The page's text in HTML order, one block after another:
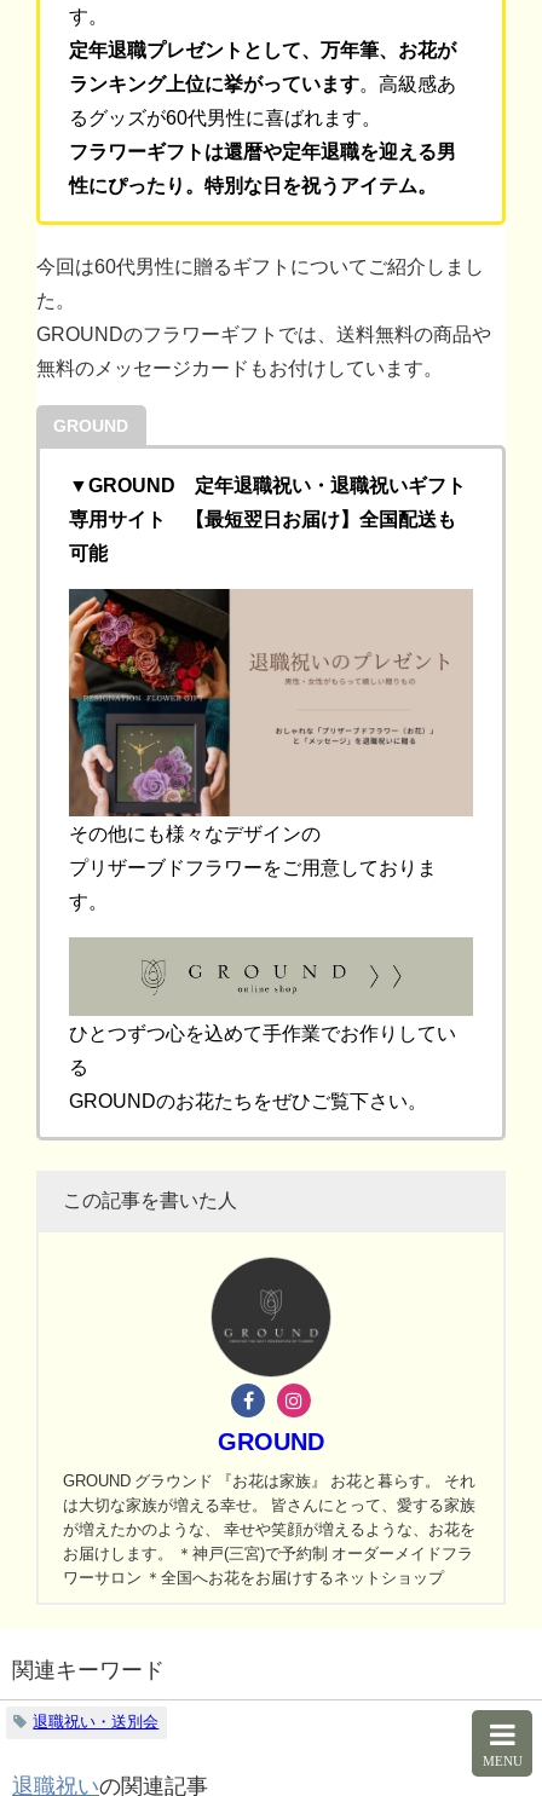
す。
定年退職プレゼントとして、万年筆、お花が
ランキング上位に挙がっています。高級感あ
るグッズが60代男性に喜ばれます。
フラワーギフトは還暦や定年退職を迎える男
性にぴったり。特別な日を祝うアイテム。
今回は60代男性に贈るギフトについてご紹介しまし
た。
GROUNDのフラワーギフトでは、送料無料の商品や
無料のメッセージカードもお付けしています。
GROUND
▼GROUND 定年退職祝い・退職祝いギフト
専用サイト
【最短翌日お届け】全国配送も
可能
その他にも様々なデザインの
プリザーブドフラワーをご用意しておりま
す。
ひとつずつ心を込めて手作業でお作りしてい
る
GROUNDのお花たちをぜひご覧下さい。
この記事を書いた人
GROUND
GROUND グラウンド 『お花は家族』 お花と暮らす。 それ
は大切な家族が増える幸せ。 皆さんにとって、愛する家族
が増えたかのような、 幸せや笑顔が増えるような、お花を
お届けします。 ＊神戸(三宮)で予約制 オーダーメイドフラ
ワーサロン ＊全国へお花をお届けするネットショップ
関連キーワード
退職祝い・送別会
退職祝いの関連記事
MENU